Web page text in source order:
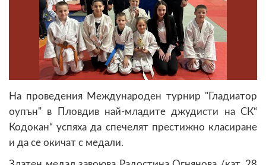
На проведения Международен турнир "Гладиатор
оупън" в Пловдив най-младите джудисти на СК“
Кодокан“ успяха да спечелят престижно класиране
и да се окичат с медали.